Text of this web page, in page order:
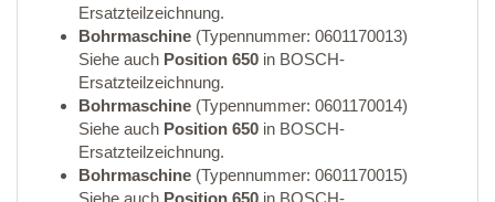
Ersatzteilzeichnung.
Bohrmaschine (Typennummer: 0601170013)
Siehe auch Position 650 in BOSCH-
Ersatzteilzeichnung.
Bohrmaschine (Typennummer: 0601170014)
Siehe auch Position 650 in BOSCH-
Ersatzteilzeichnung.
Bohrmaschine (Typennummer: 0601170015)
Siehe auch Position 650 in BOSCH-